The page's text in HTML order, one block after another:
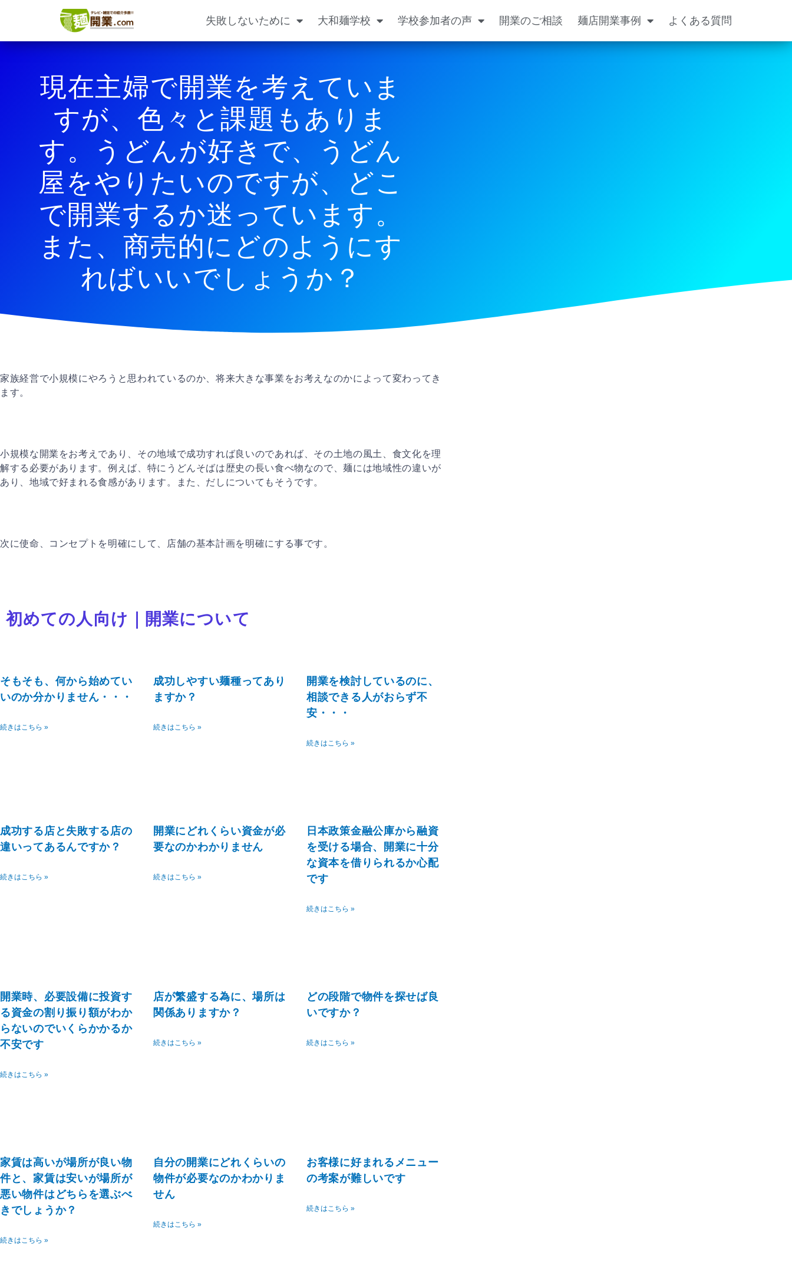
失敗しないために 大和麺学校 学校参加者の声 開業のご相談 麺店開業事例 よくある質問
現在主婦で開業を考えていま
すが、色々と課題もありま
す。うどんが好きで、うどん
屋をやりたいのですが、どこ
で開業するか迷っています。
また、商売的にどのようにす
ればいいでしょうか？
家族経営で小規模にやろうと思われているのか、将来大きな事業をお考えなのかによって変わってき
ます。
小規模な開業をお考えであり、その地域で成功すれば良いのであれば、その土地の風土、食文化を理
解する必要があります。例えば、特にうどんそばは歴史の長い食べ物なので、麺には地域性の違いが
あり、地域で好まれる食感があります。また、だしについてもそうです。
次に使命、コンセプトを明確にして、店舗の基本計画を明確にする事です。
初めての人向け｜開業について
そもそも、何から始めてい
いのか分かりません・・・
続きはこちら »
成功しやすい麺種ってあり
ますか？
続きはこちら »
開業を検討しているのに、
相談できる人がおらず不
安・・・
続きはこちら »
成功する店と失敗する店の
違いってあるんですか？
続きはこちら »
開業にどれくらい資金が必
要なのかわかりません
続きはこちら »
日本政策金融公庫から融資
を受ける場合、開業に十分
な資本を借りられるか心配
です
続きはこちら »
開業時、必要設備に投資す
る資金の割り振り額がわか
らないのでいくらかかるか
不安です
続きはこちら »
店が繁盛する為に、場所は
関係ありますか？
続きはこちら »
どの段階で物件を探せば良
いですか？
続きはこちら »
家賃は高いが場所が良い物
件と、家賃は安いが場所が
悪い物件はどちらを選ぶべ
きでしょうか？
続きはこちら »
自分の開業にどれくらいの
物件が必要なのかわかりま
せん
続きはこちら »
お客様に好まれるメニュー
の考案が難しいです
続きはこちら »